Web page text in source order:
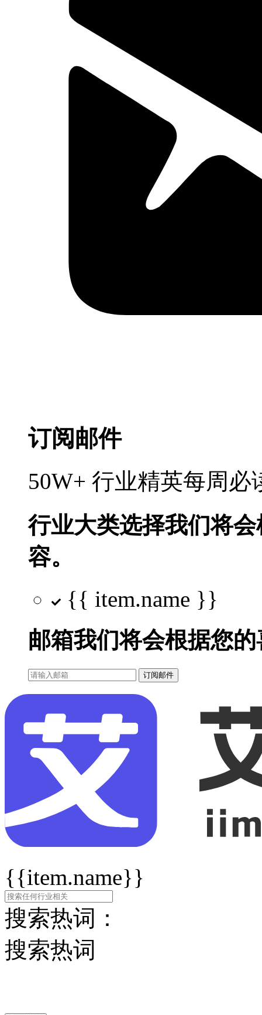
订阅邮件
50W+ 行业精英每周
行业大类选择我们将
容。
{{ item.name }}
邮箱我们将会根据您
订阅邮件
{{item.name}}
搜索热词：
搜索热词